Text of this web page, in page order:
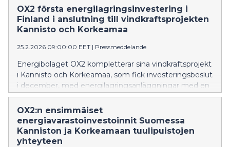
kuljetukset jatkuvat aikaisintaan 30.3. alkavalla viikolla.
OX2 första energilagringsinvestering i
Finland i anslutning till vindkraftsprojekten
Kannisto och Korkeamaa
25.2.2026 09:00:00 EET | Pressmeddelande
Energibolaget OX2 kompletterar sina vindkraftsprojekt
i Kannisto och Korkeamaa, som fick investeringsbeslut
i december, med energilagringsanläggningar med en
total effekt på 235 MW (470 MWh) (Battery Energy
Storage System, BESS).
OX2:n ensimmäiset
energiavarastoinvestoinnit Suomessa
Kanniston ja Korkeamaan tuulipuistojen
yhteyteen